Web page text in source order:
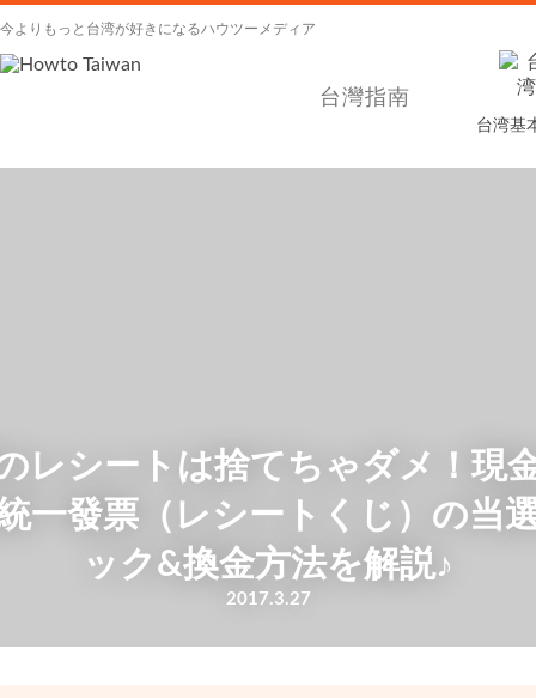
今よりもっと台湾が好きになるハウツーメディア
台灣指南
台湾基
レシートは捨てちゃダメ！現
一發票（レシートくじ）の当
ック&換金方法を解説♪
2017.3.27